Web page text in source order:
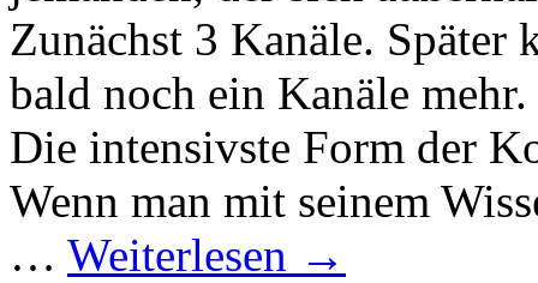
Zunächst 3 Kanäle. Später
bald noch ein Kanäle
Die intensivste Form der
Wenn man mit seinem
… Weiterlesen →